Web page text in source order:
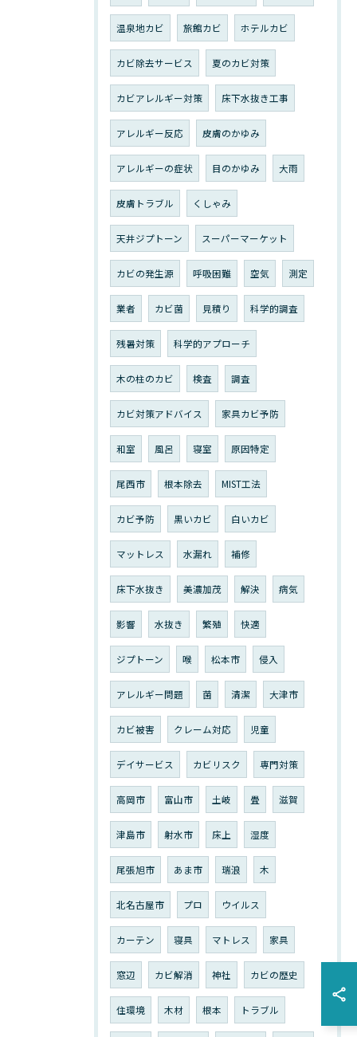
温泉地カビ 旅館カビ ホテルカビ
カビ除去サービス 夏のカビ対策
カビアレルギー対策 床下水抜き工事
アレルギー反応 皮膚のかゆみ
アレルギーの症状 目のかゆみ 大雨
皮膚トラブル くしゃみ
天井ジプトーン スーパーマーケット
カビの発生源 呼吸困難 空気 測定
業者 カビ菌 見積り 科学的調査
残暑対策 科学的アプローチ
木の柱のカビ 検査 調査
カビ対策アドバイス 家具カビ予防
和室 風呂 寝室 原因特定
尾西市 根本除去 MIST工法
カビ予防 黒いカビ 白いカビ
マットレス 水漏れ 補修
床下水抜き 美濃加茂 解決 病気
影響 水抜き 繁殖 快適
ジプトーン 喉 松本市 侵入
アレルギー問題 菌 清潔 大津市
カビ被害 クレーム対応 児童
デイサービス カビリスク 専門対策
高岡市 富山市 土岐 畳 滋賀
津島市 射水市 床上 湿度
尾張旭市 あま市 瑞浪 木
北名古屋市 プロ ウイルス
カーテン 寝具 マトレス 家具
窓辺 カビ解消 神社 カビの歴史
住環境 木材 根本 トラブル